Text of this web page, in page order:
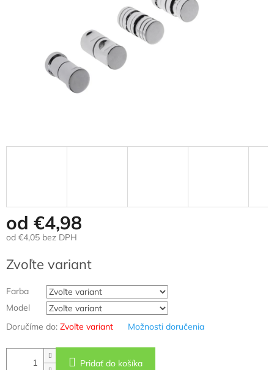
od €4,98
od €4,05 bez DPH
cena:
Zvoľte variant
Farba
Model
Doručíme do: Zvoľte variant Možnosti doručenia
Pridať do košíka